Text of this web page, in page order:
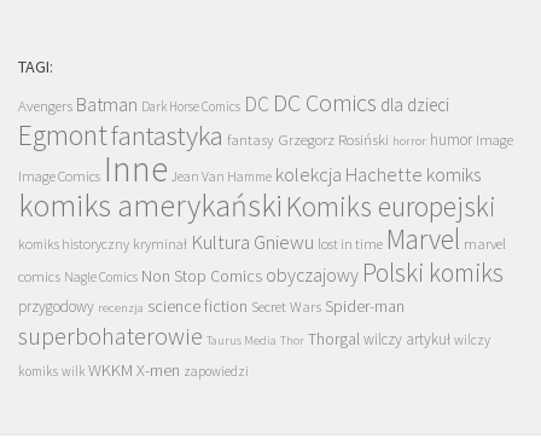
TAGI:
Avengers Batman Dark Horse Comics DC DC Comics dla dzieci
Egmontfantastyka fantasy Grzegorz Rosiński horror humor Image
Image Comics Inne Jean Van Hamme kolekcja Hachette komiks
komiks amerykański Komiks europejski
komiks historyczny kryminał Kultura Gniewu lost in time Marvel marvel
comics Nagle Comics Non Stop Comics obyczajowy Polski komiks
przygodowy recenzja science fiction Secret Wars Spider-man
superbohaterowie Taurus Media Thor Thorgalwilczy artykuł wilczy
komiks wilk WKKM X-men zapowiedzi